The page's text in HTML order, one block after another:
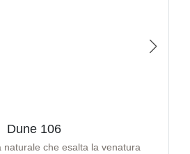
Dune 106
naturale che esalta la venatura